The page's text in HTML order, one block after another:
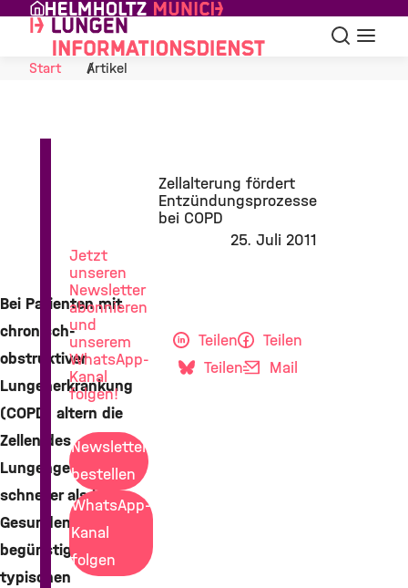
Skip to Content
Suche
Start
Artikel
Zellalterung fördert
Entzündungsprozesse
bei COPD
25. Juli 2011
Bei Patienten mit
chronisch-
obstruktiver
Lungenerkrankung
(COPD) altern die
Zellen des
Lungengewebes
schneller als bei
Gesunden. Dies
begünstigt auch die
typischen
Teilen
Teilen
Teilen
Mail
Jetzt
unseren
Newsletter
abonnieren
und
unserem
WhatsApp-
Kanal
folgen!
Newsletter
bestellen
WhatsApp-
Kanal
folgen